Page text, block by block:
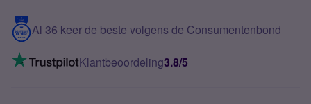
5G internet
Mobiel internet
Mobiel abonnement
Contact
VoLTE 4G bellen
Al 36 keer de beste volgens de Consumentenbond
Klantbeoordeling3.8/5